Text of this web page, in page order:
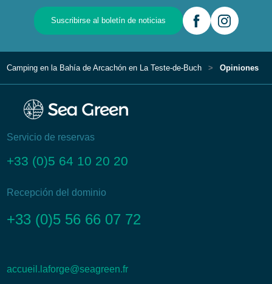
Suscribirse al boletín de noticias
Camping en la Bahía de Arcachón en La Teste-de-Buch Opiniones
Servicio de reservas
+33 (0)5 64 10 20 20
Recepción del dominio
+33 (0)5 56 66 07 72
accueil.laforge@seagreen.fr